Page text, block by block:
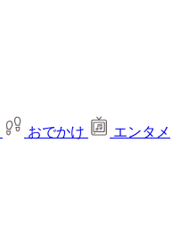
おでかけ
エンタメ